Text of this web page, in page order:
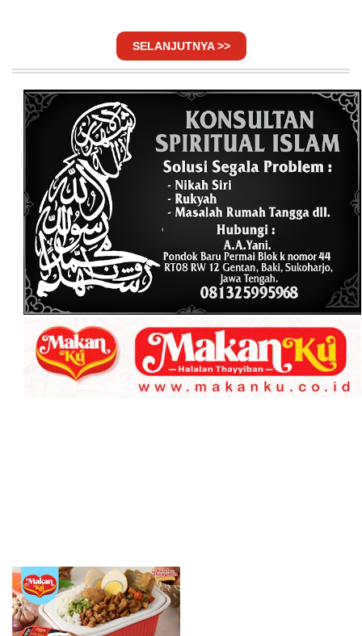
SELANJUTNYA >>